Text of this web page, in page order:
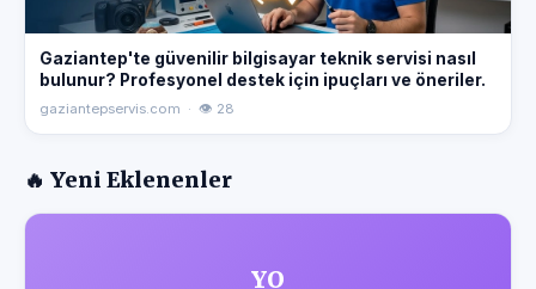
Gaziantep'te güvenilir bilgisayar teknik servisi nasıl
bulunur? Profesyonel destek için ipuçları ve öneriler.
gaziantepservis.com · 👁 28
🔥 Yeni Eklenenler
YO